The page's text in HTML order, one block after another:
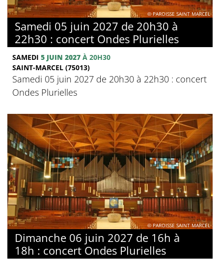
© PAROISSE SAINT MARCEL
Samedi 05 juin 2027 de 20h30 à
22h30 : concert Ondes Plurielles
SAMEDI 5 JUIN 2027 À 20H30
SAINT-MARCEL (75013)
Samedi 05 juin 2027 de 20h30 à 22h30 : concert
Ondes Plurielles
© PAROISSE SAINT MARCEL
Dimanche 06 juin 2027 de 16h à
18h : concert Ondes Plurielles